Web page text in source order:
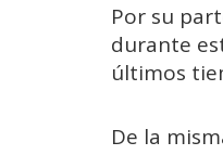
Por su
durante
últimos
De la